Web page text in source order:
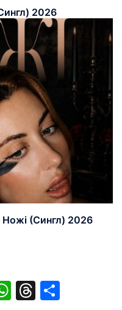
2026
Ножі (Сингл) 2026
WhatsApp
Threads